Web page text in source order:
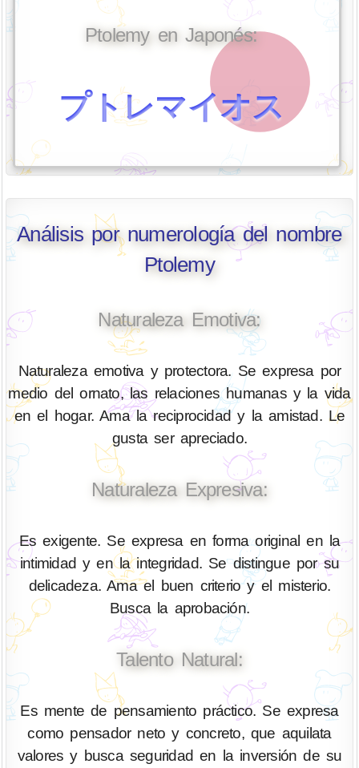
Ptolemy en Japonés:
プトレマイオス
Análisis por numerología del nombre
Ptolemy
Naturaleza Emotiva:
Naturaleza emotiva y protectora. Se expresa por
medio del ornato, las relaciones humanas y la vida
en el hogar. Ama la reciprocidad y la amistad. Le
gusta ser apreciado.
Naturaleza Expresiva:
Es exigente. Se expresa en forma original en la
intimidad y en la integridad. Se distingue por su
delicadeza. Ama el buen criterio y el misterio.
Busca la aprobación.
Talento Natural:
Es mente de pensamiento práctico. Se expresa
como pensador neto y concreto, que aquilata
valores y busca seguridad en la inversión de su